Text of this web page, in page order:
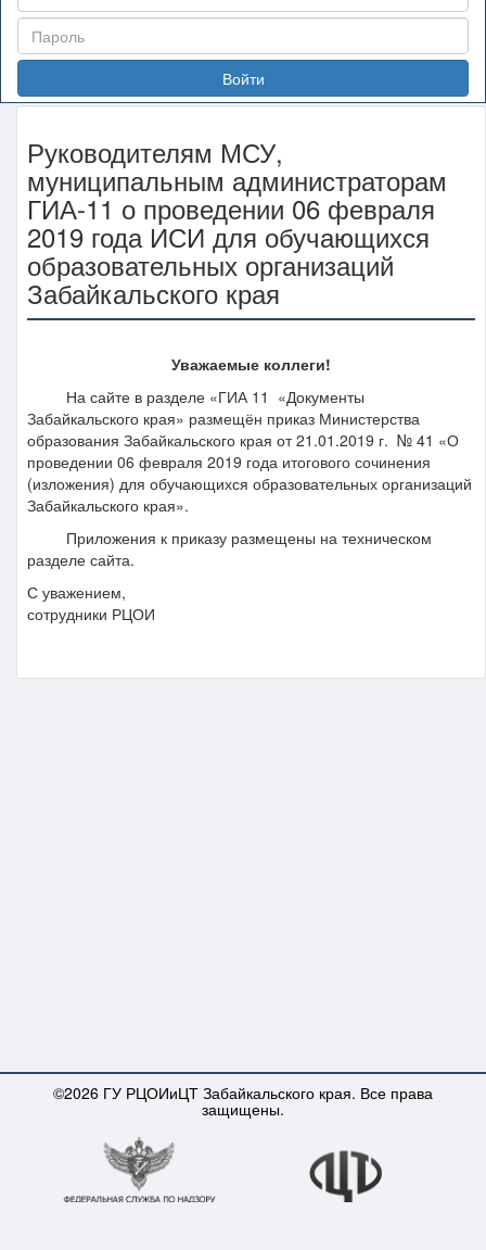
Войти
Руководителям МСУ,
муниципальным администраторам
ГИА-11 о проведении 06 февраля
2019 года ИСИ для обучающихся
образовательных организаций
Забайкальского края
Уважаемые коллеги!
На сайте в разделе «ГИА 11 «Документы
Забайкальского края» размещён приказ Министерства
образования Забайкальского края от 21.01.2019 г. № 41 «О
проведении 06 февраля 2019 года итогового сочинения
(изложения) для обучающихся образовательных организаций
Забайкальского края».
Приложения к приказу размещены на техническом
разделе сайта.
С уважением,
сотрудники РЦОИ
©2026 ГУ РЦОИиЦТ Забайкальского края. Все права
защищены.